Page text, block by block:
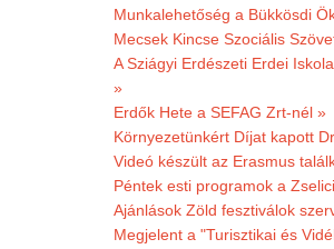
Munkalehetőség a Bükkösdi
Mecsek Kincse Szociális
A Sziágyi Erdészeti Erdei
»
Erdők Hete a SEFAG Zrt-nél »
Környezetünkért Díjat kapott
Videó készült az Erasmus
Péntek esti programok a
Ajánlások Zöld fesztiválok
Megjelent a "Turisztikai és